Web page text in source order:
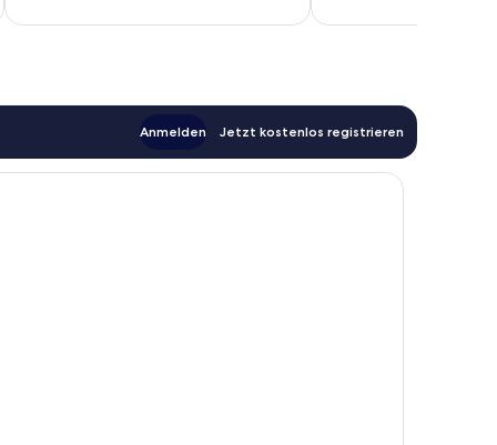
Anmelden Jetzt kostenlos registrieren